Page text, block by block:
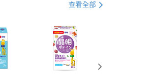
1歲以上~未滿4歲
消化吸收
查看全部